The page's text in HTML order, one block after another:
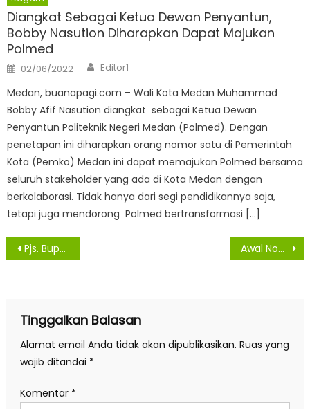
Diangkat Sebagai Ketua Dewan Penyantun,
Bobby Nasution Diharapkan Dapat Majukan
Polmed
Posted
on
02/06/2022 Author
Editor1
Medan, buanapagi.com – Wali Kota Medan Muhammad
Bobby Afif Nasution diangkat sebagai Ketua Dewan
Penyantun Politeknik Negeri Medan (Polmed). Dengan
penetapan ini diharapkan orang nomor satu di Pemerintah
Kota (Pemko) Medan ini dapat memajukan Polmed bersama
seluruh stakeholder yang ada di Kota Medan dengan
berkolaborasi. Tidak hanya dari segi pendidikannya saja,
tetapi juga mendorong Polmed bertransformasi […]
Navigasi
Pjs. Bupati Sergai Pantau dan Sosialisasi Protokol Kesehatan di Objek Wisata Awal Nopember, 1 Warga Asahan Konfirmasi, 2 Sembuh dan 1 Meninggal Akibat Virus Covid -19
Tinggalkan Balasan
Alamat email Anda tidak akan dipublikasikan. Ruas yang
wajib ditandai *
Komentar *